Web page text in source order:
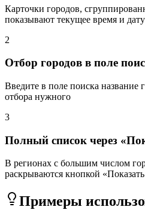
Карточки городов,
показывают текущее время и дату
2
Отбор городов в поле
Введите в поле поиска название
отбора нужного
3
Полный список через
В регионах с большим числом
раскрываются кнопкой
Примеры